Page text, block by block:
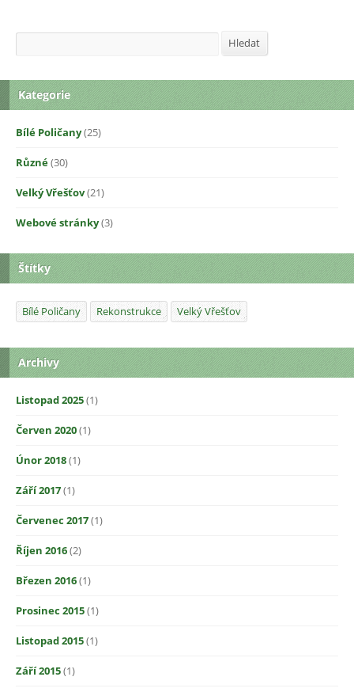
Hledat
Kategorie
Bílé Poličany(25)
Různé(30)
Velký Vřešťov(21)
Webové stránky(3)
Štítky
Bílé Poličany Rekonstrukce Velký Vřešťov
Archivy
Listopad 2025(1)
Červen 2020(1)
Únor 2018(1)
Září 2017(1)
Červenec 2017(1)
Říjen 2016(2)
Březen 2016(1)
Prosinec 2015(1)
Listopad 2015(1)
Září 2015(1)